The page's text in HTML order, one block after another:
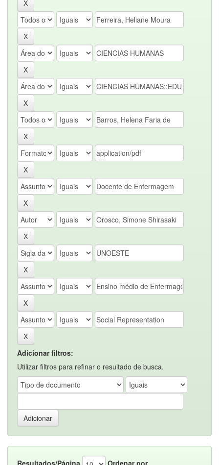
Adicionar filtros:
Utilizar filtros para refinar o resultado de busca.
Resultados/Página
Ordenar por